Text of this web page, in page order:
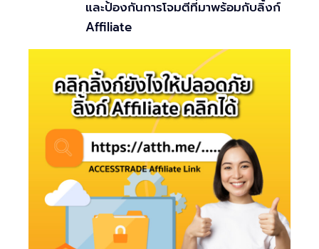
และป้องกันการโจมตีที่มาพร้อมกับลิ้งก์
Affiliate